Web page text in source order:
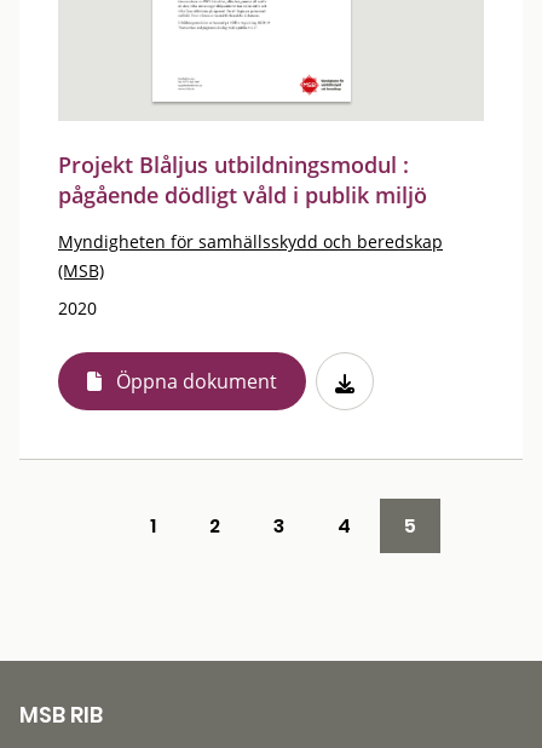
Projekt Blåljus utbildningsmodul :
pågående dödligt våld i publik miljö
Myndigheten för samhällsskydd och beredskap
(MSB)
2020
Öppna dokument
1 2 3 4 5
MSB RIB